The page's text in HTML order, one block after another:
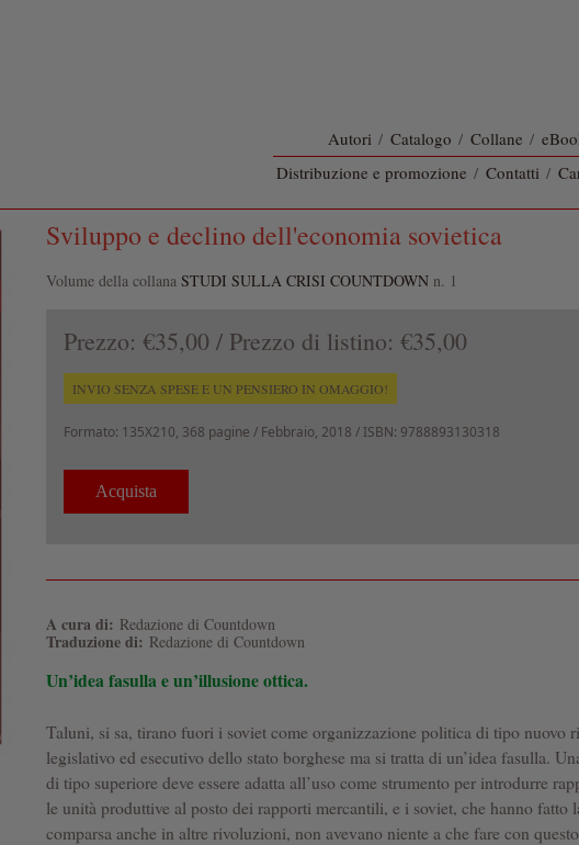
Autori / Catalogo / Collane /
Distribuzione e promozione / Contatti /
Sviluppo e declino dell'economia sovietica
Volume della collana STUDI SULLA CRISI COUNTDOWN n. 1
Prezzo: €35,00 / Prezzo di listino: €35,00
INVIO SENZA SPESE E UN PENSIERO IN OMAGGIO!
Formato: 135X210, 368 pagine / Febbraio, 2018 / ISBN: 9788893130318
A cura di: Redazione di Countdown
Traduzione di: Redazione di Countdown
Un’idea fasulla e un’illusione ottica.
Taluni, si sa, tirano fuori i soviet come organizzazione politica di tipo nuovo
legislativo ed esecutivo dello stato borghese ma si tratta di un’idea fasulla.
di tipo superiore deve essere adatta all’uso come strumento per introdurre
le unità produttive al posto dei rapporti mercantili, e i soviet, che hanno fatto
comparsa anche in altre rivoluzioni, non avevano niente a che fare con